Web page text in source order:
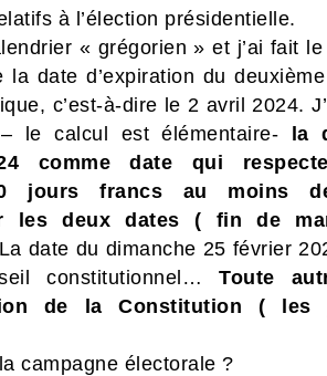
à l’élection présidentielle.
« grégorien » et j’ai fait le
date d’expiration du
c’est-à-dire le 2 avril 2024.
le calcul est élémentaire-
la
comme date qui
jours francs au moins
les deux dates ( fin de
La date du dimanche 25 février
constitutionnel…Toute
de la Constitution ( les
campagne électorale ?